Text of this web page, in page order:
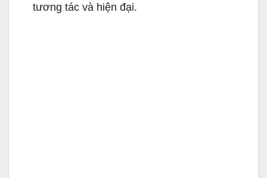
tương tác và hiện đại.